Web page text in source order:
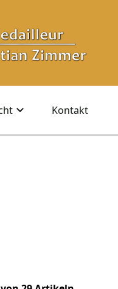
Kontakt